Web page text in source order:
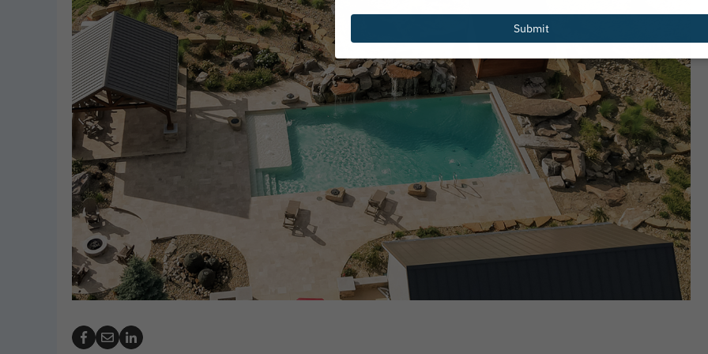
Launches Redesigned
for Pool Cover Resources
PHTA Names Recipients of 2026 Greg
Garrett Scholarship
Pentair Pool Partners with the
National Drowning Prevention
to Launch New Water Safety
Submit